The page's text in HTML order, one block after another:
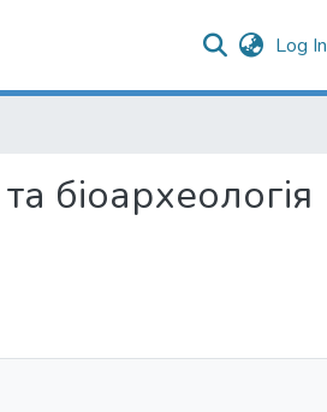
Log In
біоархеологія